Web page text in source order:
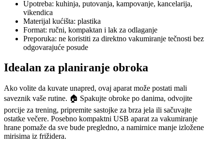
Upotreba: kuhinja, putovanja, kampovanje, kancelarija,
vikendica
Materijal kućišta: plastika
Format: ručni, kompaktan i lak za odlaganje
Preporuka: ne koristiti za direktno vakumiranje tečnosti bez
odgovarajuće posude
Idealan za planiranje obroka
Ako volite da kuvate unapred, ovaj aparat može postati mali
saveznik vaše rutine. 🏠 Spakujte obroke po danima, odvojite
porcije za trening, pripremite sastojke za brza jela ili sačuvajte
ostatke večere. Posebno kompaktni USB aparat za vakumiranje
hrane pomaže da sve bude pregledno, a namirnice manje izložene
mirisima iz frižidera.